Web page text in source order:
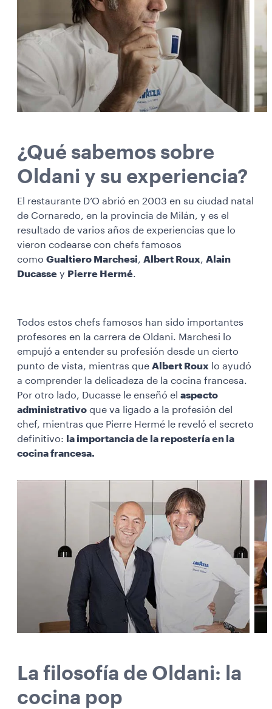
¿Qué sabemos sobre
Oldani y su experiencia?
El restaurante D’O abrió en 2003 en su ciudad natal
de Cornaredo, en la provincia de Milán, y es el
resultado de varios años de experiencias que lo
vieron codearse con chefs famosos
como Gualtiero Marchesi, Albert Roux, Alain
Ducasse y Pierre Hermé.
Todos estos chefs famosos han sido importantes
profesores en la carrera de Oldani. Marchesi lo
empujó a entender su profesión desde un cierto
punto de vista, mientras que Albert Roux lo ayudó
a comprender la delicadeza de la cocina francesa.
Por otro lado, Ducasse le enseñó el aspecto
administrativo que va ligado a la profesión del
chef, mientras que Pierre Hermé le reveló el secreto
definitivo:
la importancia de la repostería en la
cocina francesa.
La filosofía de Oldani: la
cocina pop